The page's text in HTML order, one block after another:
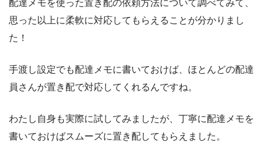
配達メモを使った置き配の依頼方法について調べてみて、
思った以上に柔軟に対応してもらえることが分かりまし
た！
手渡し設定でも配達メモに書いておけば、ほとんどの配達
員さんが置き配で対応してくれるんですね。
わたし自身も実際に試してみましたが、丁寧に配達メモを
書いておけばスムーズに置き配してもらえました。